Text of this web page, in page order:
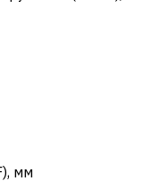
мм